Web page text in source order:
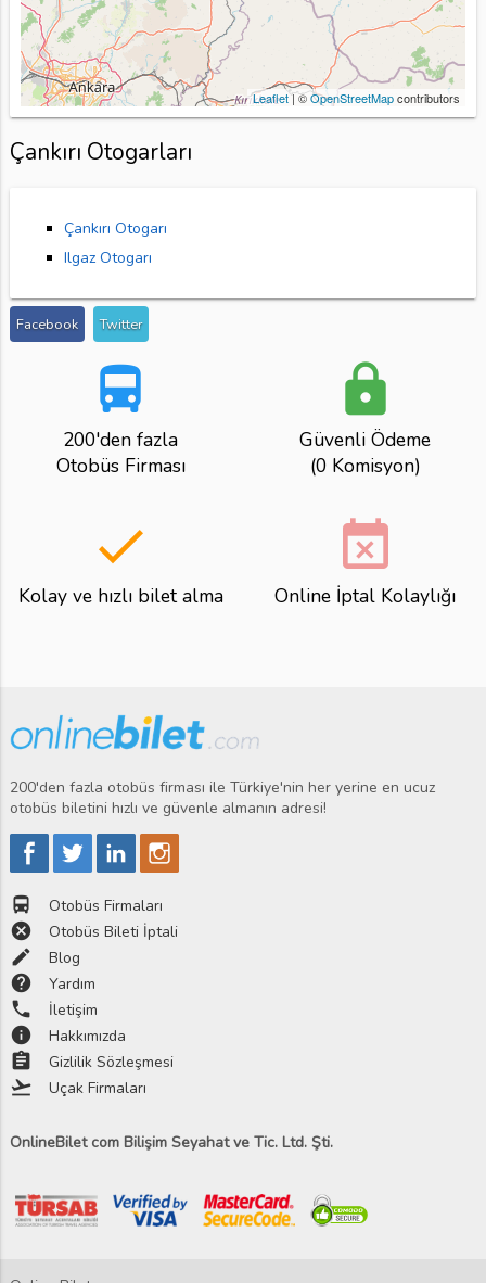
Leaflet| ©OpenStreetMapcontributors
Çankırı Otogarları
Çankırı Otogarı
Ilgaz Otogarı
Facebook Twitter
directions_bus
200'den fazla
Otobüs Firması
lock
Güvenli Ödeme
(0 Komisyon)
done
Kolay ve hızlı bilet alma
event_busy
Online İptal Kolaylığı
200'den fazla otobüs firması ile Türkiye'nin her yerine en ucuz
otobüs biletini hızlı ve güvenle almanın adresi!
directions_bus Otobüs Firmaları
cancel Otobüs Bileti İptali
edit Blog
help Yardım
phone İletişim
info Hakkımızda
assignment Gizlilik Sözleşmesi
flight_takeoff Uçak Firmaları
OnlineBilet com Bilişim Seyahat ve Tic. Ltd. Şti.